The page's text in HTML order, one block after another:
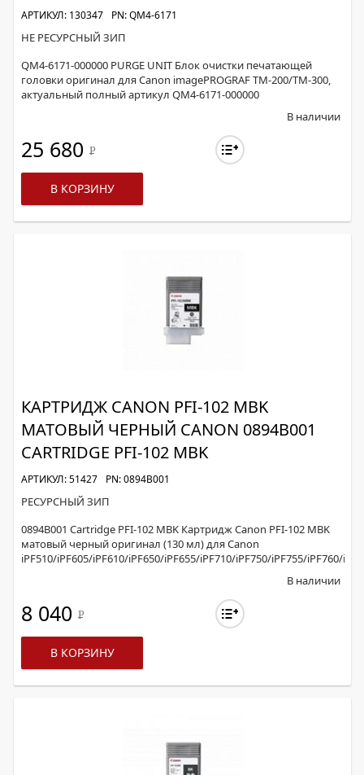
АРТИКУЛ: 130347 PN: QM4-6171
НЕ РЕСУРСНЫЙ ЗИП
QM4-6171-000000 PURGE UNIT Блок очистки печатающей
головки оригинал для Canon imagePROGRAF TM-200/TM-300,
актуальный полный артикул QM4-6171-000000
В наличии
25 680 Р
В КОРЗИНУ
КАРТРИДЖ CANON PFI-102 MBK
МАТОВЫЙ ЧЕРНЫЙ CANON 0894B001
CARTRIDGE PFI-102 MBK
АРТИКУЛ: 51427 PN: 0894B001
РЕСУРСНЫЙ ЗИП
0894B001 Cartridge PFI-102 MBK Картридж Canon PFI-102 MBK
матовый черный оригинал (130 мл) для Canon
iPF510/iPF605/iPF610/iPF650/iPF655/iPF710/iPF750/iPF755/iPF760/
В наличии
8 040 Р
В КОРЗИНУ